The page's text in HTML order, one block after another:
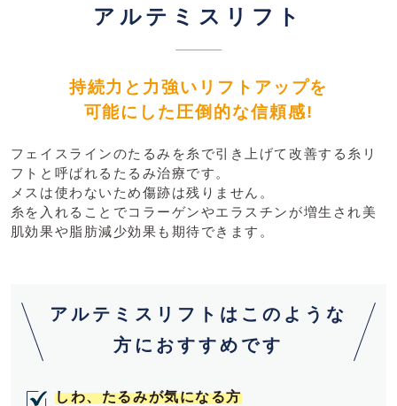
アルテミスリフト
持続力と力強いリフトアップを
可能にした圧倒的な信頼感!
フェイスラインのたるみを糸で引き上げて改善する糸リ
フトと呼ばれるたるみ治療です。
メスは使わないため傷跡は残りません。
糸を入れることでコラーゲンやエラスチンが増生され美
肌効果や脂肪減少効果も期待できます。
アルテミスリフトはこのような
方におすすめです
しわ、たるみが気になる方